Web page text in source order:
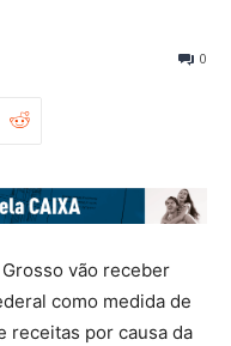
0
vão receber
como medida de
receitas por causa da